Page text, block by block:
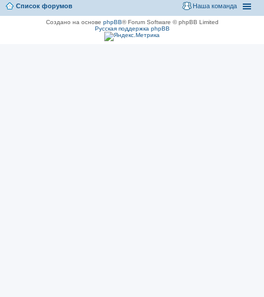
Список форумов Наша команда
Создано на основе phpBB® Forum Software © phpBB Limited
Русская поддержка phpBB